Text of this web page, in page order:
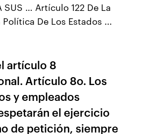
SUS … Artículo 122 De La
De Los Estados ...
artículo 8
Artículo 8o. Los
y empleados
el ejercicio
de petición, siempre